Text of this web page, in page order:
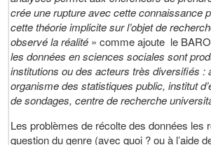
crée une rupture avec cette connaissance
cette théorie implicite sur l’objet de
observé la réalité » comme ajoute le
les données en sciences sociales sont
institutions ou des acteurs très diversifiés :
organisme des statistiques public, institut
de sondages, centre de recherche
Les problèmes de récolte des données les
question du genre (avec quoi ? ou à l’aide